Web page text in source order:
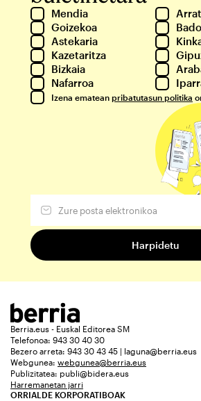
Mendia
Goizekoa
Astekaria
Kazetaritza
Bizkaia
Nafarroa
Izena ematean pribatutasun politika
Berria.eus - Euskal Editorea SM
Telefonoa: 943 30 40 30
Bezero arreta: 943 30 43 45 | laguna@berria.eus
Webgunea: webgunea@berria.eus
Publizitatea: publi@bidera.eus
Harremanetan jarri
ORRIALDE KORPORATIBOAK